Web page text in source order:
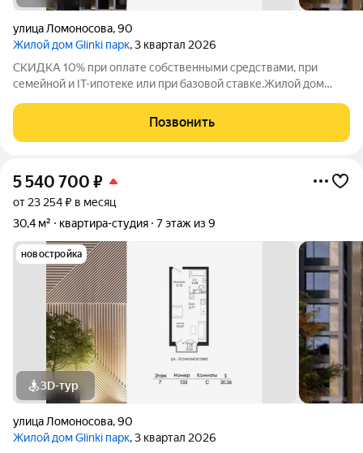
улица Ломоносова,90
Жилой дом Glinki парк, 3 квартал 2026
СКИДКА 10% при оплате собственными средствами, при
семейной и IT-ипотеке или при базовой ставке.Жилой дом
комфортной жизни в окружении зелени вокруг несколько
крупных парков и садов. Это 9-этажный
Позвонить
5 540 700 ₽
от 23 254 ₽ в месяц
30,4 м²
квартира-студия 7 этаж из 9
новостройка
3D-тур
улица Ломоносова,90
Жилой дом Glinki парк, 3 квартал 2026